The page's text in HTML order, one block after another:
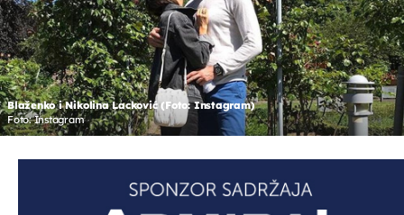
Blaženko i Nikolina Lacković (Foto: Instagram)
Foto: Instagram